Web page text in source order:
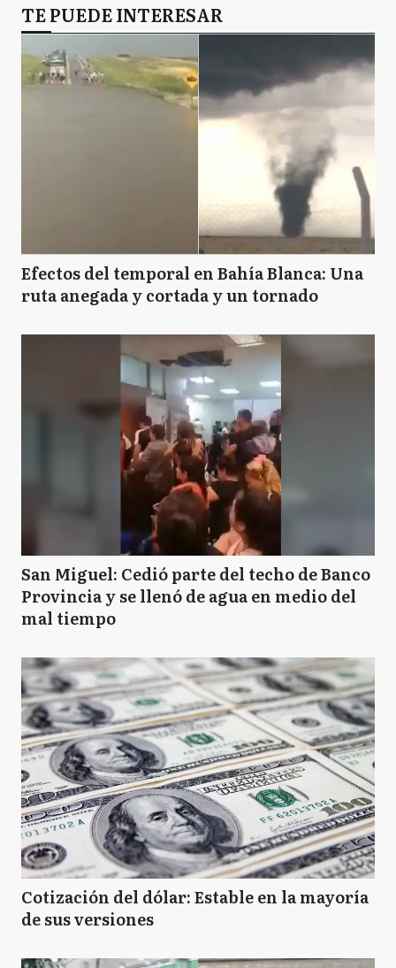
TE PUEDE INTERESAR
Efectos del temporal en Bahía Blanca: Una
ruta anegada y cortada y un tornado
San Miguel: Cedió parte del techo de Banco
Provincia y se llenó de agua en medio del
mal tiempo
Cotización del dólar: Estable en la mayoría
de sus versiones